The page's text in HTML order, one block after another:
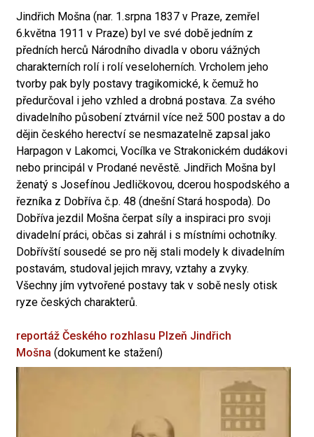
Jindřich Mošna (nar. 1.srpna 1837 v Praze, zemřel
6.května 1911 v Praze) byl ve své době jedním z
předních herců Národního divadla v oboru vážných
charakterních rolí i rolí veseloherních. Vrcholem jeho
tvorby pak byly postavy tragikomické, k čemuž ho
předurčoval i jeho vzhled a drobná postava. Za svého
divadelního působení ztvárnil více než 500 postav a do
dějin českého herectví se nesmazatelně zapsal jako
Harpagon v Lakomci, Vocílka ve Strakonickém dudákovi
nebo principál v Prodané nevěstě. Jindřich Mošna byl
ženatý s Josefínou Jedličkovou, dcerou hospodského a
řezníka z Dobříva č.p. 48 (dnešní Stará hospoda). Do
Dobříva jezdil Mošna čerpat síly a inspiraci pro svoji
divadelní práci, občas si zahrál i s místními ochotníky.
Dobřívští sousedé se pro něj stali modely k divadelním
postavám, studoval jejich mravy, vztahy a zvyky.
Všechny jím vytvořené postavy tak v sobě nesly otisk
ryze českých charakterů.
reportáž Českého rozhlasu Plzeň Jindřich
Mošna (dokument ke stažení)